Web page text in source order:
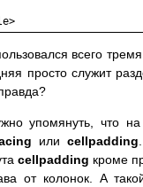
всего
просто служит
упомянуть, что
или cellpadding
cellpadding кроме
от колонок. А